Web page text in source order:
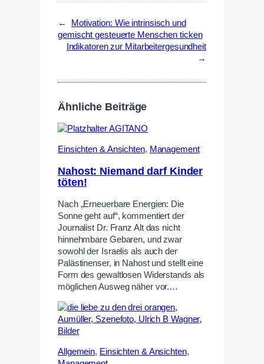
←
Motivation: Wie intrinsisch und
gemischt gesteuerte Menschen ticken
Indikatoren zur Mitarbeitergesundheit
→
Ähnliche Beiträge
Einsichten & Ansichten, Management
Nahost: Niemand darf Kinder
töten!
Nach „Erneuerbare Energien: Die
Sonne geht auf“, kommentiert der
Journalist Dr. Franz Alt das nicht
hinnehmbare Gebaren, und zwar
sowohl der Israelis als auch der
Palästinenser, in Nahost und stellt eine
Form des gewaltlosen Widerstands als
möglichen Ausweg näher vor.…
Allgemein, Einsichten & Ansichten,